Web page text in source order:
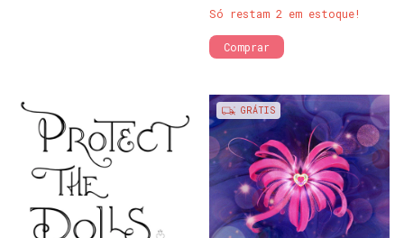
Só restam 2 em estoque!
Comprar
GRÁTIS